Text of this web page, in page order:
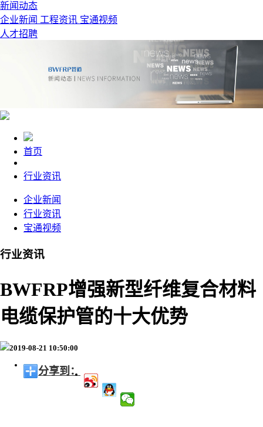
新闻动态
企业新闻 工程资讯 宝通视频
人才招聘
首页
行业资讯
企业新闻
行业资讯
宝通视频
行业资讯
BWFRP增强新型纤维复合材料
电缆保护管的十大优势
2019-08-21 10:50:00
分享到：